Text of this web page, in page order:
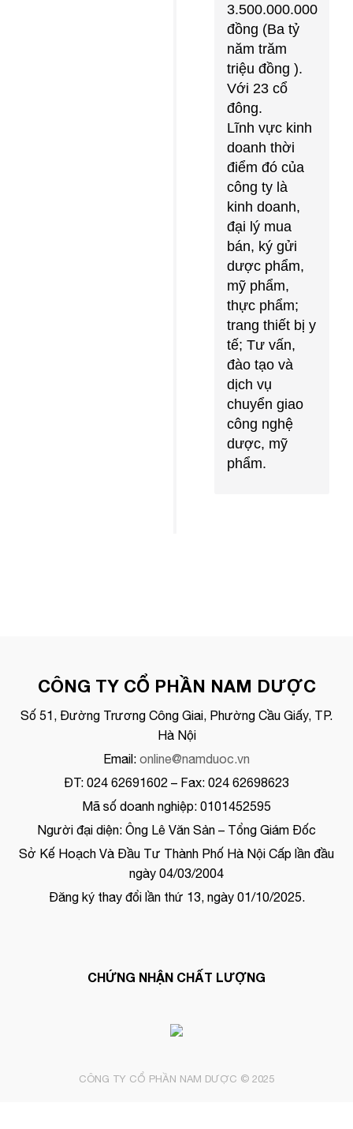
3.500.000.000
đồng (Ba tỷ
năm trăm
triệu đồng ).
Với 23 cổ
đông.
Lĩnh vực kinh
doanh thời
điểm đó của
công ty là
kinh doanh,
đại lý mua
bán, ký gửi
dược phẩm,
mỹ phẩm,
thực phẩm;
trang thiết bị y
tế; Tư vấn,
đào tạo và
dịch vụ
chuyển giao
công nghệ
dược, mỹ
phẩm.
CÔNG TY CỔ PHẦN NAM DƯỢC
Số 51, Đường Trương Công Giai, Phường Cầu Giấy, TP.
Hà Nội
Email: online@namduoc.vn
ĐT: 024 62691602 – Fax: 024 62698623
Mã số doanh nghiệp: 0101452595
Người đại diện: Ông Lê Văn Sản – Tổng Giám Đốc
Sở Kế Hoạch Và Đầu Tư Thành Phố Hà Nội Cấp lần đầu
ngày 04/03/2004
Đăng ký thay đổi lần thứ 13, ngày 01/10/2025.
CHỨNG NHẬN CHẤT LƯỢNG
CÔNG TY CỔ PHẦN NAM DƯỢC © 2025